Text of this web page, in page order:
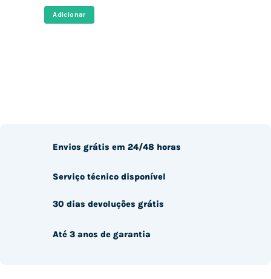
era:
299,00 €.
Adicionar
Envios grátis em 24/48 horas
Serviço técnico disponível
30 dias devoluções grátis
Até 3 anos de garantia